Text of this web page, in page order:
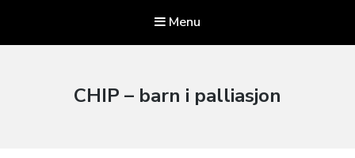
Menu
CHIP – barn i palliasjon